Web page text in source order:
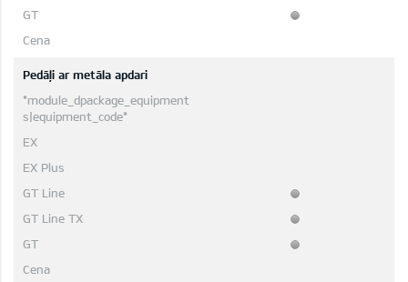
Pedāļi ar metāla apdari